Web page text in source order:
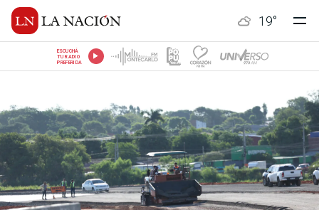
19°
ESCUCHÁ
TU RADIO
PREFERIDA